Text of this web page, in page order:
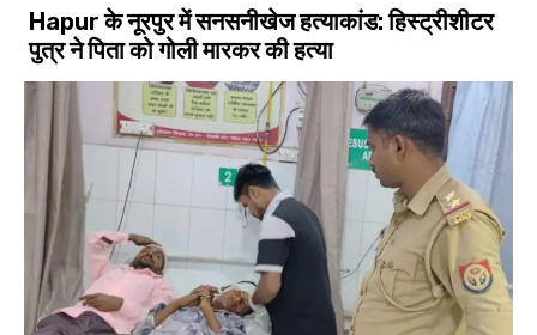
Hapur के नूरपुर में सनसनीखेज हत्याकांड: हिस्ट्रीशीटर
पुत्र ने पिता को गोली मारकर की हत्या